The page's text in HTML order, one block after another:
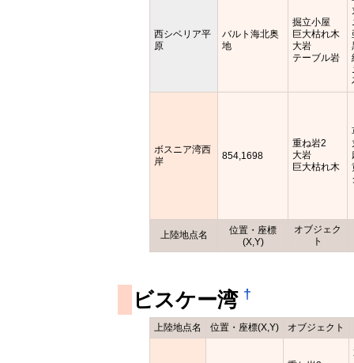
上陸地点名
位置・座標
(X,Y)
オブジェク
ト
西シベリア平
原
バルト海北奥
地
掘立小屋
巨大枯れ木
大岩
テーブル岩
ボスニア湾西
岸
854,1698
重ね岩2
大岩
巨大枯れ木
ビスケー湾 †
上陸地点名 位置・座標(X,Y) オブジェクト